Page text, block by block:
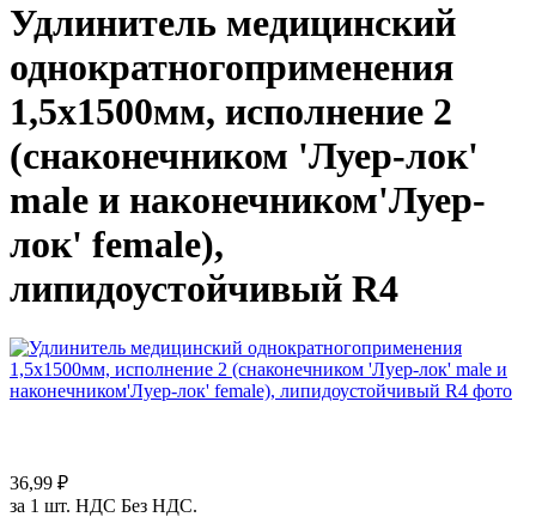
Удлинитель медицинский
однократногоприменения
1,5х1500мм, исполнение 2
(снаконечником 'Луер-лок'
male и наконечником'Луер-
лок' female),
липидоустойчивый R4
36,99 ₽
за 1 шт. НДС Без НДС.